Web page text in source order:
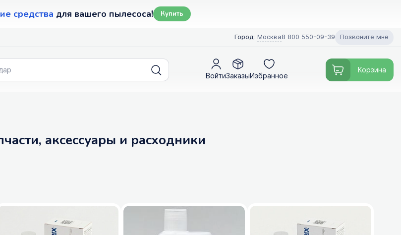
средства для вашего пылесоса! Купить
Город: Москва8 800 550-09-39 Позвоните мне
ВойтиЗаказыИзбранное
Корзина
аксессуары и расходники